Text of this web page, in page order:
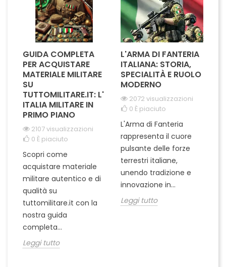
GUIDA COMPLETA
PER ACQUISTARE
MATERIALE MILITARE
SU
TUTTOMILITARE.IT: L'
ITALIA MILITARE IN
PRIMO PIANO
2107 visualizzazioni
0 È piaciuto
Scopri come
acquistare materiale
militare autentico e di
qualità su
tuttomilitare.it con la
nostra guida
completa...
Leggi tutto
L'ARMA DI FANTERIA
ITALIANA: STORIA,
SPECIALITÀ E RUOLO
MODERNO
2072 visualizzazioni
0 È piaciuto
L'Arma di Fanteria
rappresenta il cuore
pulsante delle forze
terrestri italiane,
unendo tradizione e
innovazione in...
Leggi tutto